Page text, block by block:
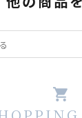
shopping_cart